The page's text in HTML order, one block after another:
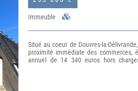
Immeuble
Situé au coeur de Douvres-la-
proximité immédiate des
annuel de 14 340 euros hors